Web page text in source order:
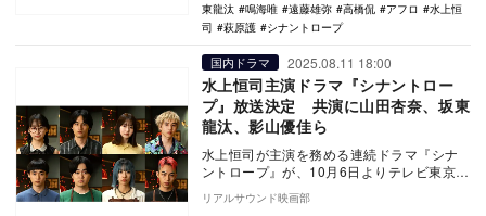
東龍汰
鳴海唯 遠藤雄弥 高橋侃 アフロ
水上恒
司
萩原護 シナントロープ
国内ドラマ 2025.08.11 18:00
水上恒司主演ドラマ『シナントロー
プ』放送決定 共演に山田杏奈、坂東
龍汰、影山優佳ら
水上恒司が主演を務める連続ドラマ『シナ
ントロープ』が、10月6日よりテレビ東京の
ドラマプレミア23枠で放送されることが決
定した。…
リアルサウンド映画部